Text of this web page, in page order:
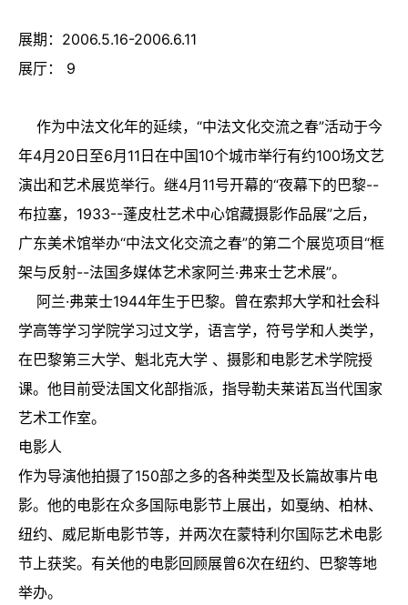
展期：2006.5.16-2006.6.11
展厅： 9
作为中法文化年的延续，“中法文化交流之春”活动于今
年4月20日至6月11日在中国10个城市举行有约100场文艺
演出和艺术展览举行。继4月11号开幕的“夜幕下的巴黎--
布拉塞，1933--蓬皮杜艺术中心馆藏摄影作品展”之后，
广东美术馆举办“中法文化交流之春”的第二个展览项目“框
架与反射--法国多媒体艺术家阿兰·弗来士艺术展”。
阿兰·弗莱士1944年生于巴黎。曾在索邦大学和社会科
学高等学习学院学习过文学，语言学，符号学和人类学，
在巴黎第三大学、魁北克大学 、摄影和电影艺术学院授
课。他目前受法国文化部指派，指导勒夫莱诺瓦当代国家
艺术工作室。
电影人
作为导演他拍摄了150部之多的各种类型及长篇故事片电
影。他的电影在众多国际电影节上展出，如戛纳、柏林、
纽约、威尼斯电影节等，并两次在蒙特利尔国际艺术电影
节上获奖。有关他的电影回顾展曾6次在纽约、巴黎等地
举办。